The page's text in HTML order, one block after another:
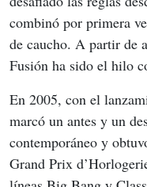
combinó por primera
de caucho. A partir de
Fusión ha sido el hilo
En 2005, con el
marcó un antes y un
contemporáneo y
Grand Prix